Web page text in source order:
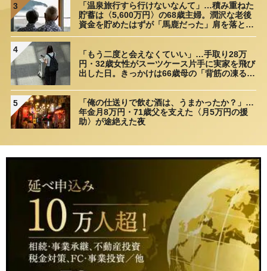
3
「温泉旅行すら行けないなんて」…積み重ねた
貯蓄は〈5,600万円〉の68歳主婦。潤沢な老後
資金を貯めたはずが「馬鹿だった」肩を落とす
4
「もう二度と会えなくていい」…手取り28万
円・32歳女性がスーツケース片手に実家を飛び
出した日。きっかけは66歳母の「背筋の凍る一
5
「俺の仕送りで飲む酒は、うまかったか？」…
年金月8万円・71歳父を支えた〈月5万円の援
助〉が途絶えた夜